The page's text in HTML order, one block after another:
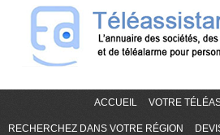
ACCUEIL VOTRE
RECHERCHEZ DANS VOTRE RÉGION